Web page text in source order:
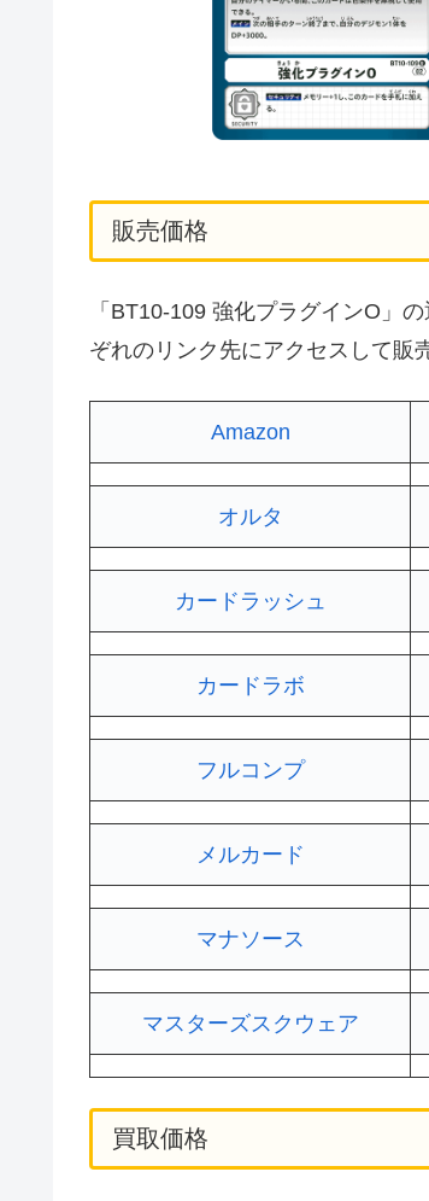
販売価格
「BT10-109 強化プラグインO」
ぞれのリンク先にアクセスして販
Amazon
オルタ
カードラッシュ
カードラボ
フルコンプ
メルカード
マナソース
マスターズスクウェア
買取価格